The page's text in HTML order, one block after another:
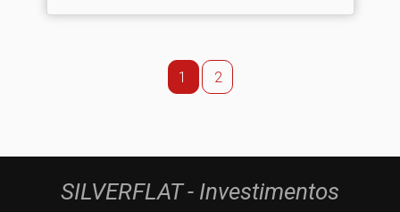
1 2
SILVERFLAT - Investimentos